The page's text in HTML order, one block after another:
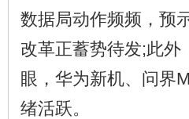
数据局动作频频，预
改革正蓄势待发;此外
眼，华为新机、问界
绪活跃。